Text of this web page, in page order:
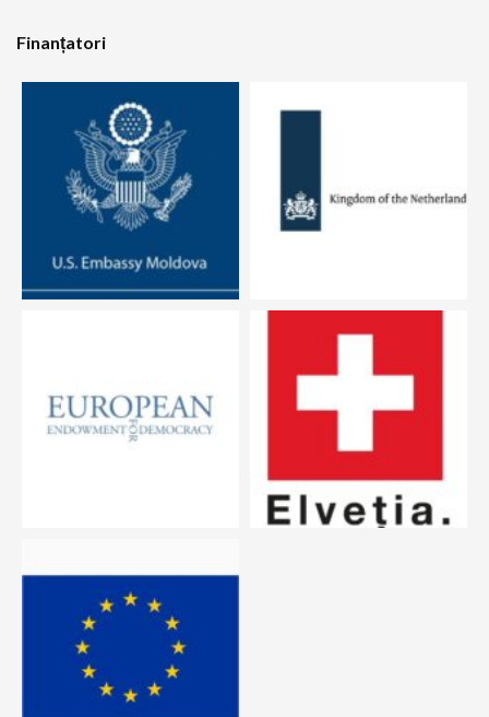
Finanțatori